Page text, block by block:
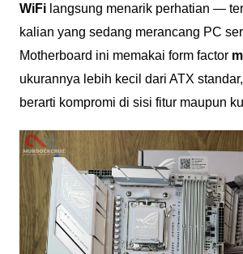
WiFilangsung menarik perhatian —
kalian yang sedang merancang PC
Motherboard ini memakai form factor
ukurannya lebih kecil dari ATX
berarti kompromi di sisi fitur maupun